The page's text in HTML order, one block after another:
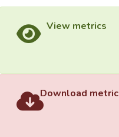
View metrics
Download